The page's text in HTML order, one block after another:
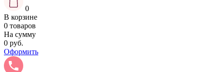
0
В корзине
0 товаров
На сумму
0 руб.
Оформить